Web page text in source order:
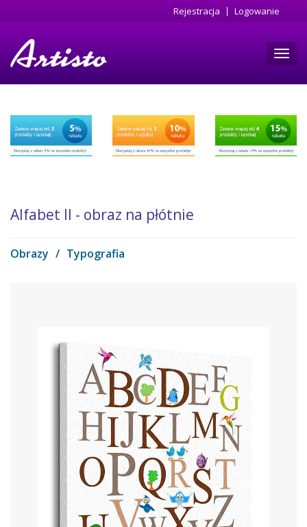
do
Rejestracja Logowanie
Alfabet II - obraz na płótnie
Obrazy / Typografia